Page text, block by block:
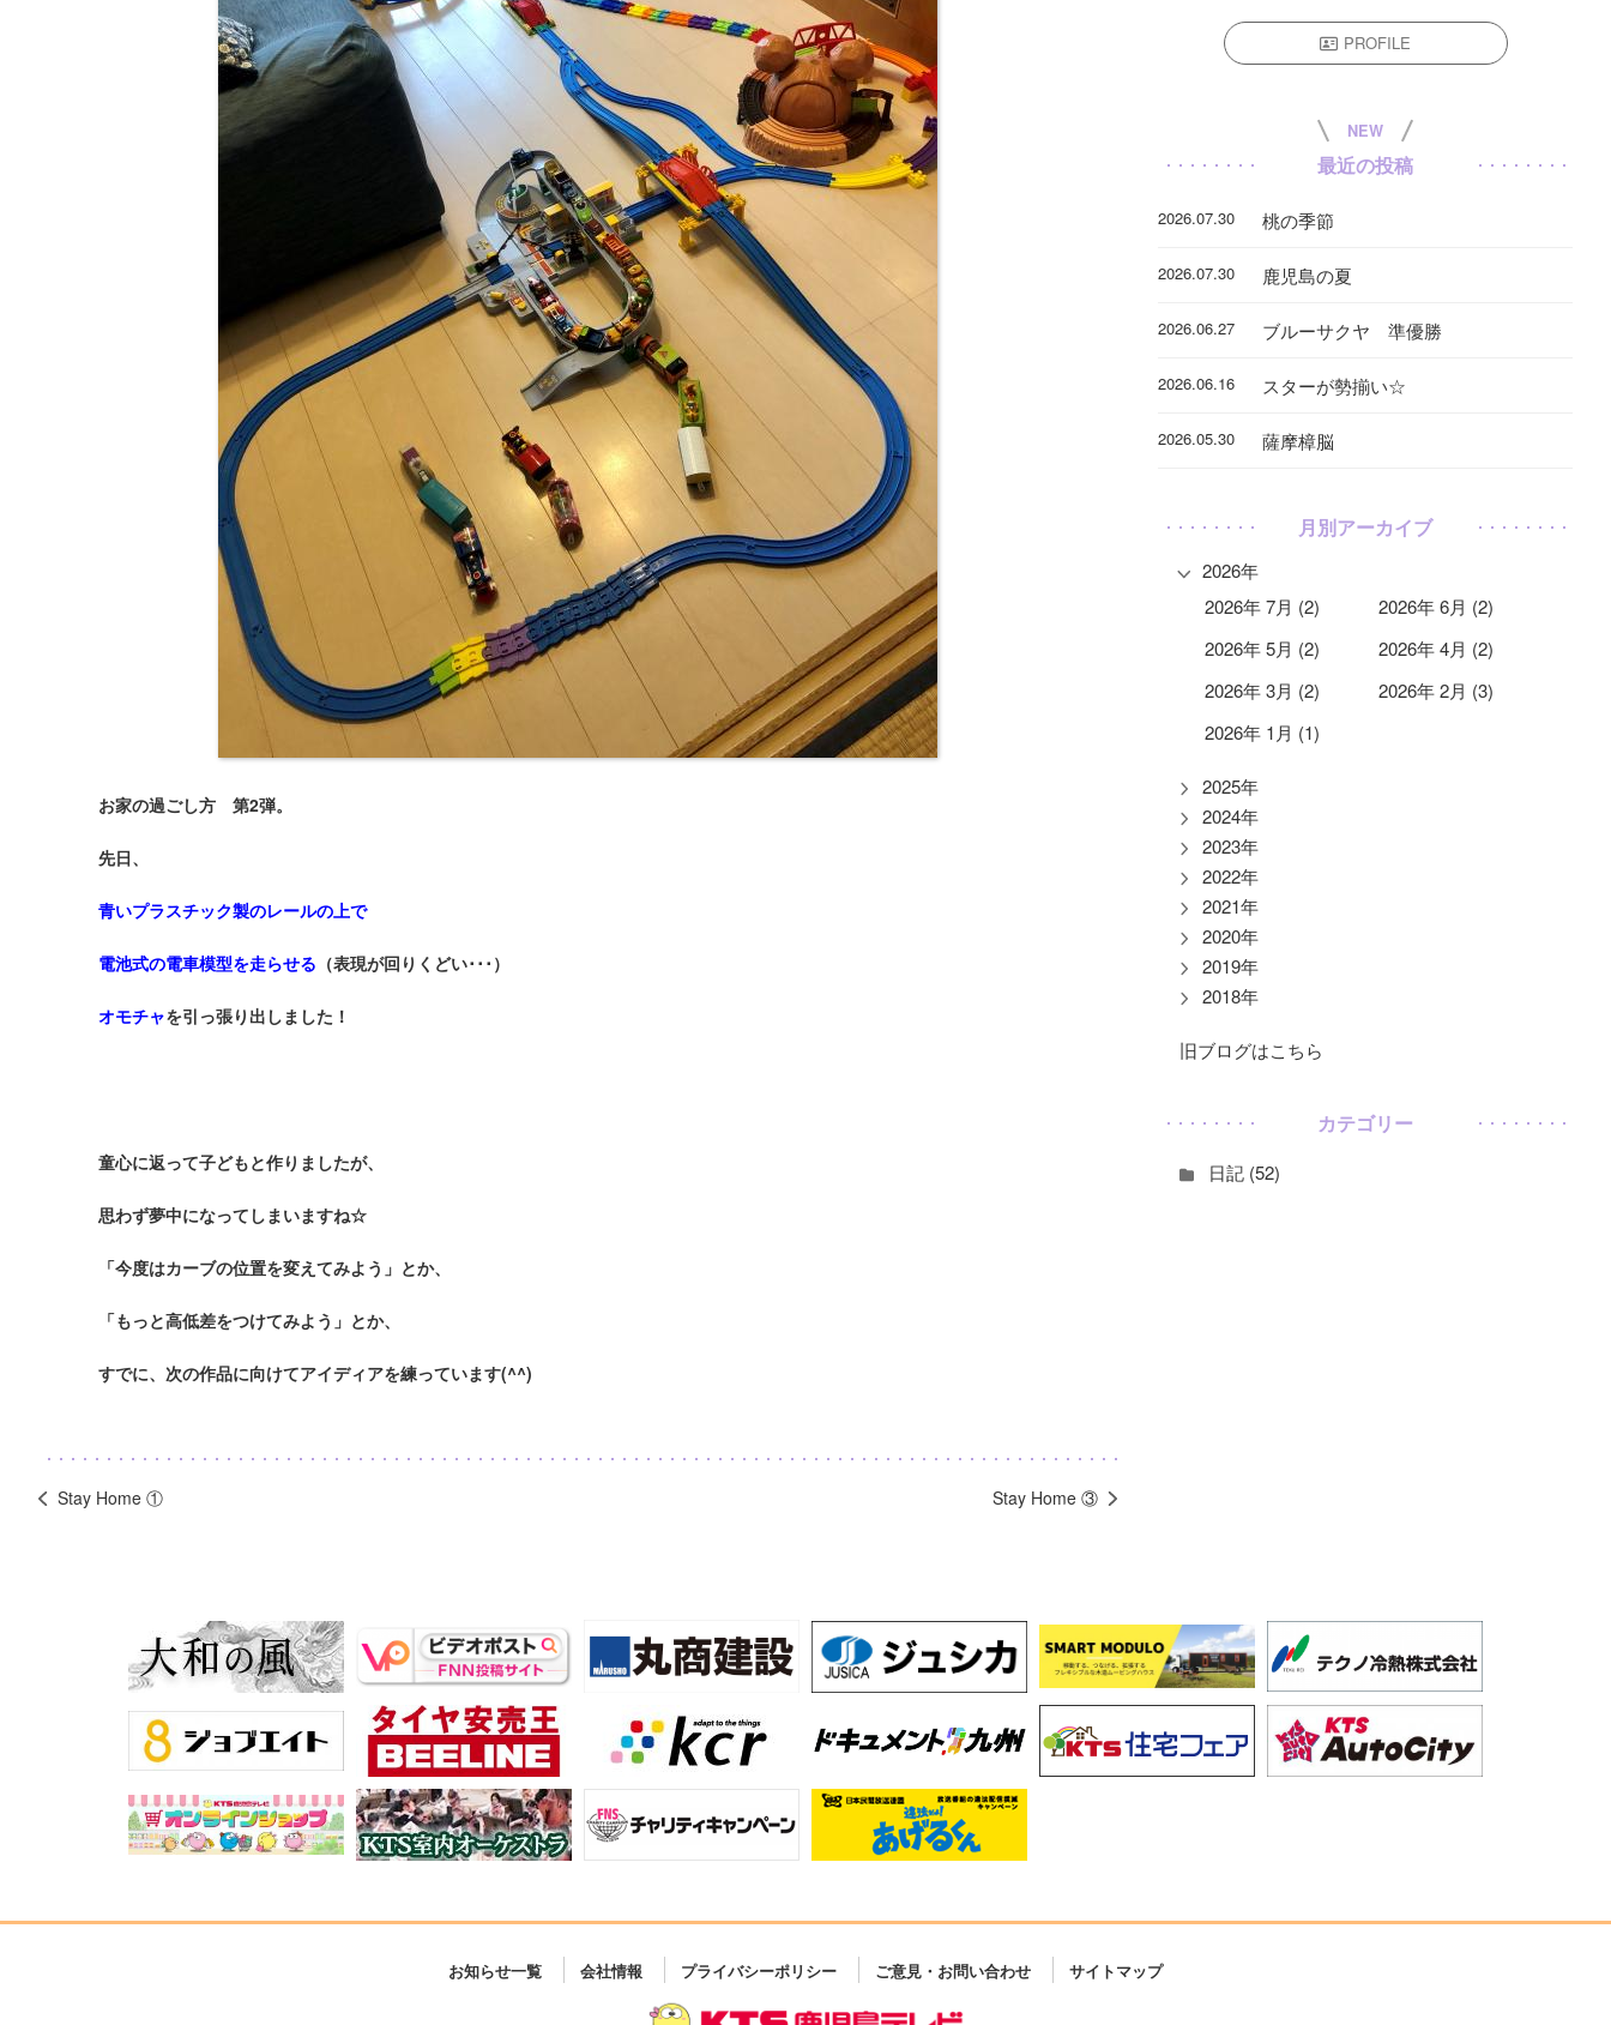
お家の過ごし方 第2弾。
先日、
青いプラスチック製のレールの上で
電池式の電車模型を走らせる （表現が回りくどい･･･）
オモチャを引っ張り出しました！
童心に返って子どもと作りましたが、
思わず夢中になってしまいますね☆
「今度はカーブの位置を変えてみよう」とか、
「もっと高低差をつけてみよう」とか、
すでに、次の作品に向けてアイディアを練っています(^^)
Stay Home ① Stay Home ③
PROFILE
NEW
最近の投稿
2026.07.30 桃の季節
2026.07.30 鹿児島の夏
2026.06.27 ブルーサクヤ 準優勝
2026.06.16 スターが勢揃い☆
2026.05.30 薩摩樟脳
月別アーカイブ
2026年
2026年 7月 (2)
2026年 6月 (2)
2026年 5月 (2)
2026年 4月 (2)
2026年 3月 (2)
2026年 2月 (3)
2026年 1月 (1)
2025年
2024年
2023年
2022年
2021年
2020年
2019年
2018年
旧ブログはこちら
カテゴリー
日記 (52)
お知らせ一覧 会社情報 プライバシーポリシー ご意見・お問い合わせ サイトマップ